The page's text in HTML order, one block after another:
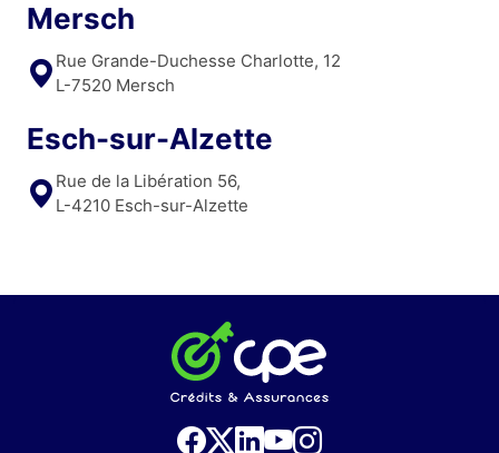
Mersch
Rue Grande-Duchesse Charlotte, 12
L-7520 Mersch
Esch-sur-Alzette
Rue de la Libération 56,
L-4210 Esch-sur-Alzette